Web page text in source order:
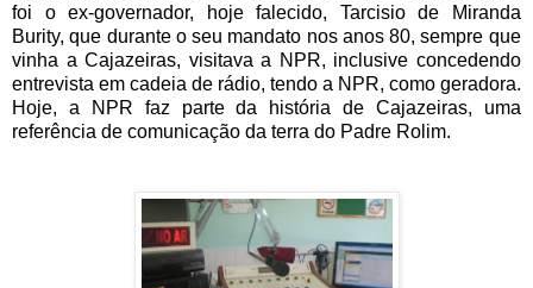
foi o ex-governador, hoje falecido, Tarcisio de Miranda
Burity, que durante o seu mandato nos anos 80, sempre que
vinha a Cajazeiras, visitava a NPR, inclusive concedendo
entrevista em cadeia de rádio, tendo a NPR, como geradora.
Hoje, a
NPR faz parte da história de Cajazeiras, uma
referência de comunicação da terra do Padre Rolim.